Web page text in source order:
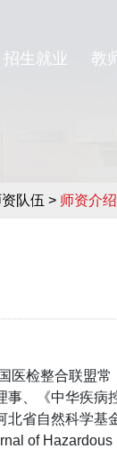
招生就业 教
队伍 > 师资介绍
医检整合联盟常
事、《中华疾病
北省自然科学基
of Hazardous